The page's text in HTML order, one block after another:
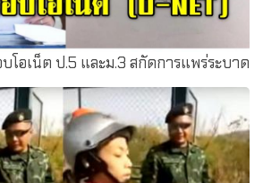
โอเน็ต ป.5 และม.3 สกัดการแพร่ระบาด